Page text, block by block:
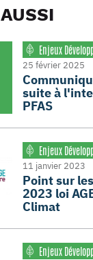
Enjeux
25 février 2025
suite à
PFAS
Enjeux
11 janvier 2023
Point sur
2023 loi
Climat
Enjeux